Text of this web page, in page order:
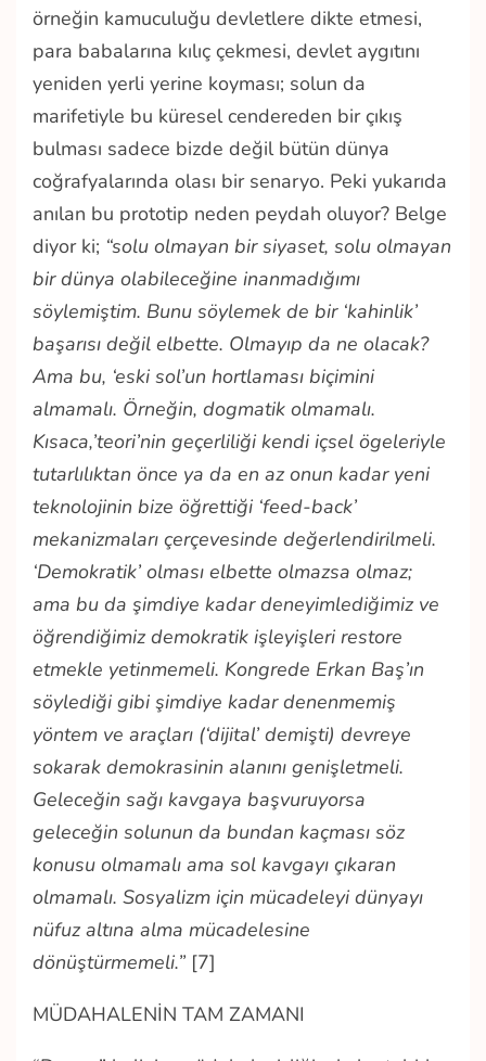
örneğin kamuculuğu devletlere dikte etmesi,
para babalarına kılıç çekmesi, devlet aygıtını
yeniden yerli yerine koyması; solun da
marifetiyle bu küresel cendereden bir çıkış
bulması sadece bizde değil bütün dünya
coğrafyalarında olası bir senaryo. Peki yukarıda
anılan bu prototip neden peydah oluyor? Belge
diyor ki; “solu olmayan bir siyaset, solu olmayan
bir dünya olabileceğine inanmadığımı
söylemiştim. Bunu söylemek de bir ‘kahinlik’
başarısı değil elbette. Olmayıp da ne olacak?
Ama bu, ‘eski sol’un hortlaması biçimini
almamalı. Örneğin, dogmatik olmamalı.
Kısaca,’teori’nin geçerliliği kendi içsel ögeleriyle
tutarlılıktan önce ya da en az onun kadar yeni
teknolojinin bize öğrettiği ‘feed-back’
mekanizmaları çerçevesinde değerlendirilmeli.
‘Demokratik’ olması elbette olmazsa olmaz;
ama bu da şimdiye kadar deneyimlediğimiz ve
öğrendiğimiz demokratik işleyişleri restore
etmekle yetinmemeli. Kongrede Erkan Baş’ın
söylediği gibi şimdiye kadar denenmemiş
yöntem ve araçları (‘dijital’ demişti) devreye
sokarak demokrasinin alanını genişletmeli.
Geleceğin sağı kavgaya başvuruyorsa
geleceğin solunun da bundan kaçması söz
konusu olmamalı ama sol kavgayı çıkaran
olmamalı. Sosyalizm için mücadeleyi dünyayı
nüfuz altına alma mücadelesine
dönüştürmemeli.” [7]
MÜDAHALENİN TAM ZAMANI